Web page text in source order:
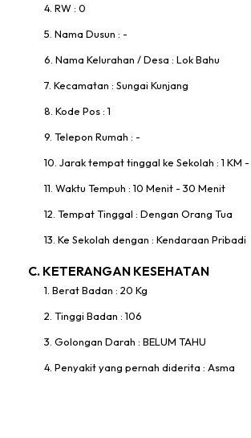
4. RW : 0
5. Nama Dusun : -
6. Nama Kelurahan / Desa : Lok Bahu
7. Kecamatan : Sungai Kunjang
8. Kode Pos : 1
9. Telepon Rumah : -
10. Jarak tempat tinggal ke Sekolah : 1 KM -
11. Waktu Tempuh : 10 Menit - 30 Menit
12. Tempat Tinggal : Dengan Orang Tua
13. Ke Sekolah dengan : Kendaraan Pribadi
C. KETERANGAN KESEHATAN
1. Berat Badan : 20 Kg
2. Tinggi Badan : 106
3. Golongan Darah : BELUM TAHU
4. Penyakit yang pernah diderita : Asma